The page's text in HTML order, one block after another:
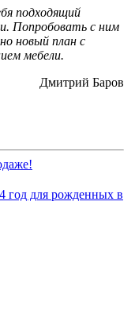
подходящий
Попробовать с ним
новый план с
мебели.
Дмитрий Баров
год для рожденных в